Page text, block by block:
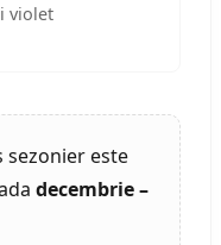
violet
sezonier este
decembrie –